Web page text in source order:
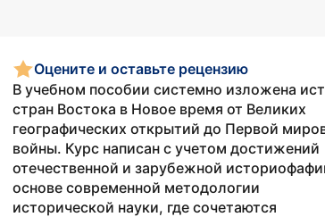
Оцените и оставьте рецензию
В учебном пособии системно изложена
стран Востока в Новое время от Великих
географических открытий до Первой
войны. Курс написан с учетом достижений
отечественной и зарубежной
основе современной методологии
исторической науки, где сочетаются